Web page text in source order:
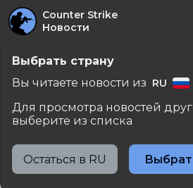
Counter Strike
Новости
/ Пользовательское
Пользовательское
соглашение
1. Сайт в Интернете
Выбрать страну
Вы читаете новости из RU
Для просмотра новостей
выберите из списка
Остаться в RU